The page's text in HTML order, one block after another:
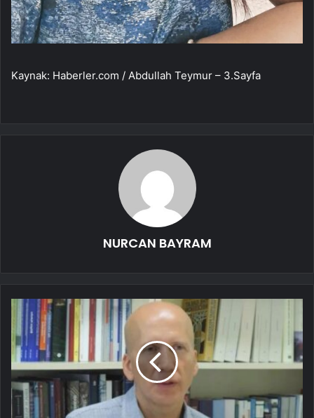
Kaynak: Haberler.com / Abdullah Teymur – 3.Sayfa
NURCAN BAYRAM